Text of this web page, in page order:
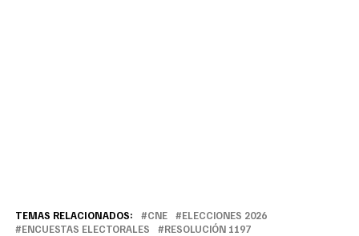
TEMAS RELACIONADOS: CNE
ELECCIONES 2026
ENCUESTAS ELECTORALES
RESOLUCIÓN 1197